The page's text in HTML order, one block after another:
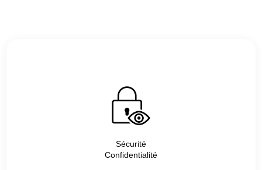
Sécurité
Confidentialité